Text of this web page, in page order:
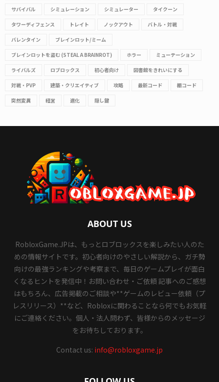
サバイバル シミュレーション シミュレーター タイクーン
タワーディフェンス トレイト ノックアウト バトル・対戦
バレンタイン ブレインロット/ミーム
ブレインロットを盗む (STEAL A BRAINROT) ホラー ミューテーション
ライバルズ ロブロックス 初心者向け 図書館をきれいにする
対戦・PVP 建築・クリエイティブ 攻略 最新コード 棚コード
突然変異 経営 進化 隠し鍵
ABOUT US
RobloxGame.JPは、もっとロブロックスを楽しみたい人のた
めの情報サイトです。初心者向けのやさしい解説から、ガチ勢
向けの最強ランキングや考察まで、毎日のゲームプレイが面白
くなるヒントを発信中！お問い合わせ・ご依頼 記事へのご感想
はもちろん、広告掲載のご相談や**ゲームのレビュー依頼（プ
レスリリース）**など、Robloxに関わることなら何でもお気軽
にご連絡ください。個人・法人問わず、皆様からのメッセージ
をお待ちしております。
Contact us: info@robloxgame.jp